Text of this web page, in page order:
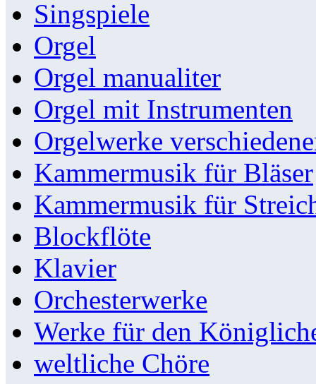
Singspiele
Orgel
Orgel manualiter
Orgel mit Instrumenten
Orgelwerke
Kammermusik für Bläser
Kammermusik für
Blockflöte
Klavier
Orchesterwerke
Werke für den
weltliche Chöre